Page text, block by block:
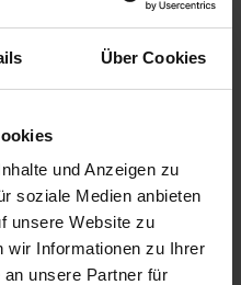
Über Cookies
und Anzeigen zu
soziale Medien anbieten
unsere Website zu
wir Informationen zu Ihrer
unsere Partner für
Nutzer Blog